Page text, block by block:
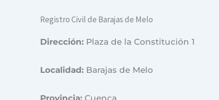
Registro Civil de Barajas de Melo
Dirección: Plaza de la Constitución 1
Localidad: Barajas de Melo
Provincia: Cuenca